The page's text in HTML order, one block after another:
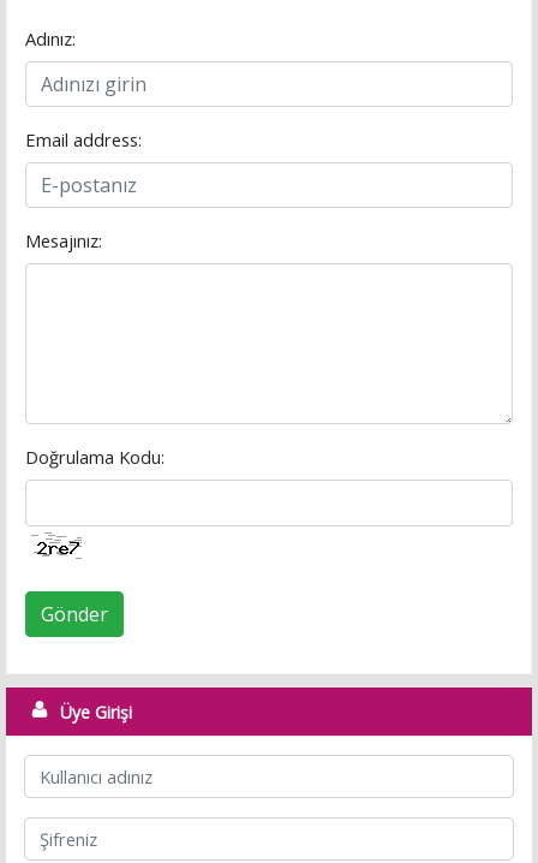
Adınız:
Email address:
Mesajınız:
Doğrulama Kodu:
Gönder
Üye Girişi